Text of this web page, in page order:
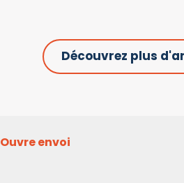
Découvrez plus
Ouvre envoi